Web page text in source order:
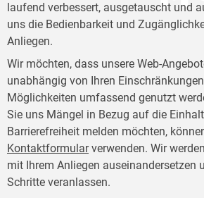
laufend verbessert, ausgetauscht und
uns die Bedienbarkeit und
Anliegen.
Wir möchten, dass unsere Web-
unabhängig von Ihren
Möglichkeiten umfassend genutzt
Sie uns Mängel in Bezug auf die
Barrierefreiheit melden möchten,
Kontaktformularverwenden. Wir
mit Ihrem Anliegen auseinandersetzen
Schritte veranlassen.